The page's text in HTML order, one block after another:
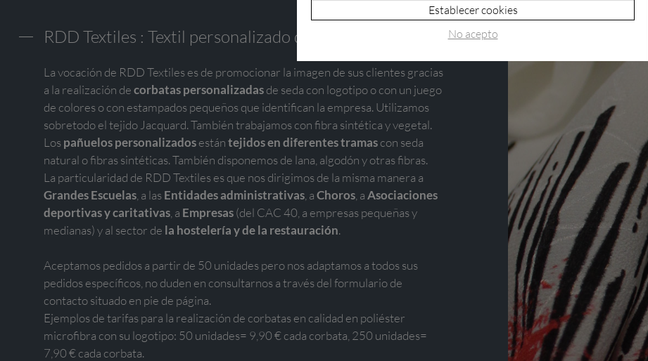
RDD Textiles : Textil personalizado de calidad
La vocación de RDD Textiles es de promocionar la imagen de sus clientes gracias
a la realización decorbatas personalizadasde seda con logotipo o con un juego
de colores o con estampados pequeños que identifican la empresa. Utilizamos
sobretodo el tejido Jacquard. También trabajamos con fibra sintética y vegetal.
Lospañuelos personalizadosestántejidos en diferentes tramascon seda
natural o fibras sintéticas. También disponemos de lana, algodón y otras fibras.
La particularidad de RDD Textiles es que nos dirigimos de la misma manera a
Grandes Escuelas , a lasEntidades administrativas , aChoros , aAsociaciones
deportivas y caritativas , a Empresas(del CAC 40, a empresas pequeñas y
medianas) y al sector de la hostelería y de la restauración.
Aceptamos pedidos a partir de 50 unidades pero nos adaptamos a todos sus
pedidos específicos, no duden en consultarnos a través del formulario de
contacto situado en pie de página.
Ejemplos de tarifas para la realización de corbatas en calidad en poliéster
microfibra con su logotipo: 50 unidades= 9,90 € cada corbata, 250 unidades=
7,90 € cada corbata.
Establecer cookies
No acepto